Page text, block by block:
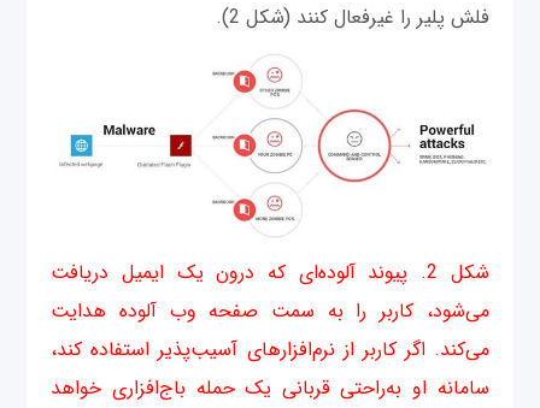
فلش پلیر را غیرفعال کنند (شکل 2).
شکل 2. پیوند آلوده‌ای که درون یک ایمیل دریافت
می‌شود، کاربر را به سمت صفحه وب آلوده هدایت
می‌کند. اگر کاربر از نرم‌افزارهای آسیب‌پذیر استفاده کند،
سامانه او به‌راحتی قربانی یک حمله باج‌افزاری خواهد